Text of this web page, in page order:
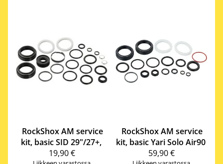
RockShox AM service
kit, basic SID 29"/27+,
19,90 €
RockShox AM service
kit, basic Yari Solo Air90
59,90 €